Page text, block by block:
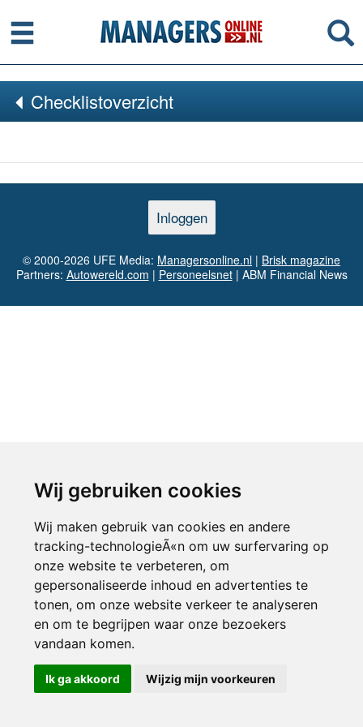
Wij gebruiken cookies
Wij maken gebruik van cookies en andere
tracking-technologieÃ«n om uw surfervaring op
onze website te verbeteren, om
gepersonaliseerde inhoud en advertenties te
tonen, om onze website verkeer te analyseren
en om te begrijpen waar onze bezoekers
vandaan komen.
Ik ga akkoord Wijzig mijn voorkeuren
Menu
Checklistoverzicht
Inloggen
© 2000-2026 UFE Media: Managersonline.nl | Brisk magazine
Partners: Autowereld.com | Personeelsnet| ABM Financial News